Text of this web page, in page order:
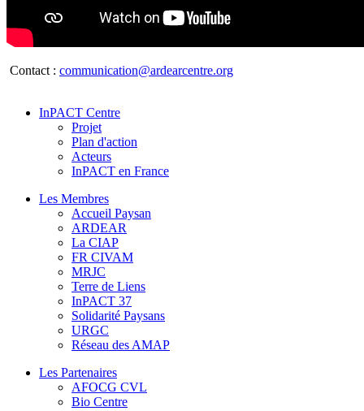
Contact : communication@ardearcentre.org
InPACT Centre
Projet
Plan d'action
Acteurs
InPACT en France
Les Membres
Accueil Paysan
ARDEAR
La CIAP
FR CIVAM
MRJC
Terre de Liens
InPACT 37
Solidarité Paysans
URGC
Réseau des AMAP
Les Partenaires
AFOCG CVL
Bio Centre